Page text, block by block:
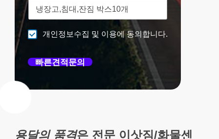
개인정보수집 및 이용에 동의합니다.
빠른견적문의
용달의 품격은 전문 이삿짐/화물센